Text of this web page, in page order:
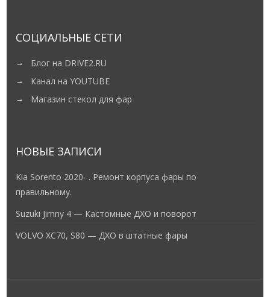
СОЦИАЛЬНЫЕ СЕТИ
Блог на DRIVE2.RU
Канал на YOUTUBE
Магазин стекол для фар
НОВЫЕ ЗАПИСИ
Kia Sorento 2020- . Ремонт корпуса фары по
правильному.
Suzuki Jimny 4 — Кастомные ДХО и поворот
VOLVO XC70, S80 — ДХО в штатные фары